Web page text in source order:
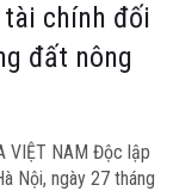
tài chính đối
đất nông
VIỆT NAM Độc lập
Nội, ngày 27 tháng